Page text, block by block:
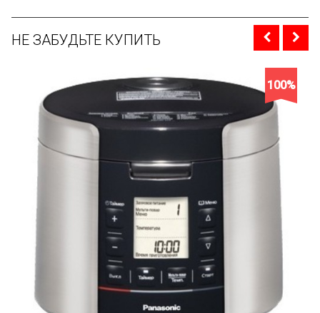
НЕ ЗАБУДЬТЕ КУПИТЬ
100%